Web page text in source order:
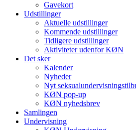
Gavekort
Udstillinger
Aktuelle udstillinger
Kommende udstillinger
Tidligere udstillinger
Aktiviteter udenfor KØN
Det sker
Kalender
Nyheder
Nyt
KØN pop-up
KØN nyhedsbrev
Samlingen
Undervisning